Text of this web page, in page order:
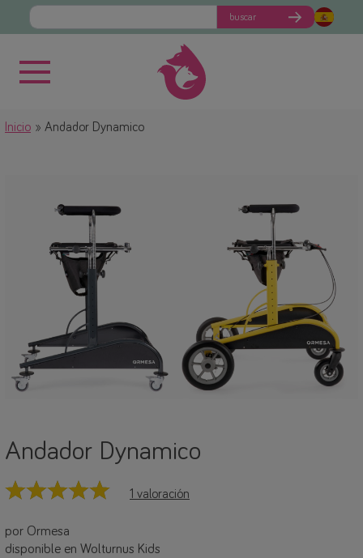
buscar
Inicio Andador Dynamico
Andador Dynamico
1 valoración
por Ormesa
disponible en Wolturnus Kids